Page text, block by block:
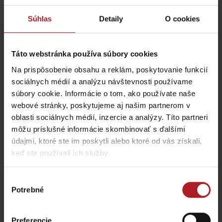
Súhlas Detaily O cookies
Táto webstránka používa súbory cookies
Na prispôsobenie obsahu a reklám, poskytovanie funkcií
sociálnych médií a analýzu návštevnosti používame
súbory cookie. Informácie o tom, ako používate naše
webové stránky, poskytujeme aj našim partnerom v
oblasti sociálnych médií, inzercie a analýzy. Títo partneri
môžu príslušné informácie skombinovať s ďalšími
údajmi, ktoré ste im poskytli alebo ktoré od vás získali,
keď ste používali ich služby.
súhlasu
Potrebné
Meno
E-mail*
Táto stránka je chránená testom reCAPTCHA a spoločnosťou
Google. Ochrana súkromia -Zmluvné podmienky
Nezabudnite si prečítať aj ďalšie články